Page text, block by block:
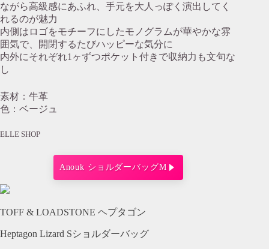
ながら高級感にあふれ、手元を大人っぽく演出してく
れるのが魅力
内側はロゴをモチーフにしたモノグラムが華やかな雰
囲気で、開閉するたびハッピーな気分に
内外にそれぞれ1ヶずつポケット付きで収納力も文句な
し
素材：牛革
色：ベージュ
ELLE SHOP
Anouk ショルダーバッグM
TOFF & LOADSTONE ヘプタゴン
Heptagon Lizard Sショルダーバッグ